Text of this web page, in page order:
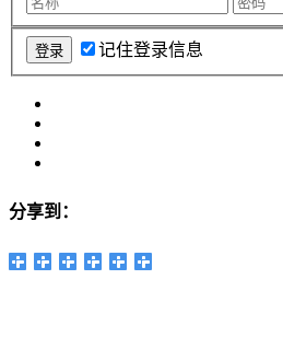
记住登录信息
分享到：